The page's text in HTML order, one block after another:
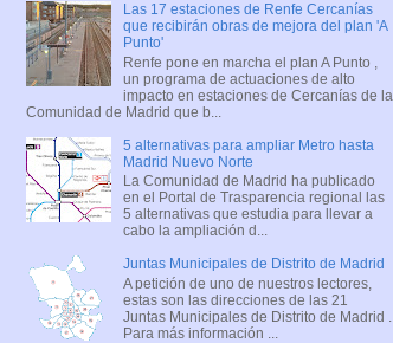
Las 17 estaciones de Renfe Cercanías
que recibirán obras de mejora del plan 'A
Punto'
Renfe pone en marcha el plan A Punto ,
un programa de actuaciones de alto
impacto en estaciones de Cercanías de la
Comunidad de Madrid que b...
5 alternativas para ampliar Metro hasta
Madrid Nuevo Norte
La Comunidad de Madrid ha publicado
en el Portal de Trasparencia regional las
5 alternativas que estudia para llevar a
cabo la ampliación d...
Juntas Municipales de Distrito de Madrid
A petición de uno de nuestros lectores,
estas son las direcciones de las 21
Juntas Municipales de Distrito de Madrid .
Para más información ...